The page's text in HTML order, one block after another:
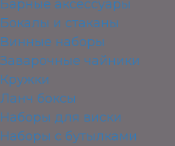
Барные аксессуары
Бокалы и стаканы
Винные наборы
Заварочные чайники
Кружки
Ланч боксы
Наборы для виски
Наборы с бутылками